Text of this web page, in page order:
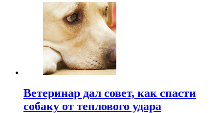
Ветеринар дал совет, как спасти
собаку от теплового удара